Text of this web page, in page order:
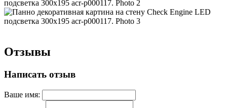
Отзывы
Написать отзыв
Ваше имя: